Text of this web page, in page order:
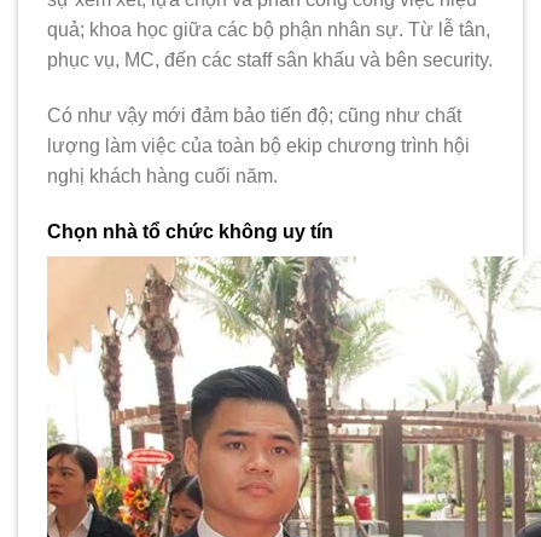
quả; khoa học giữa các bộ phận nhân sự. Từ lễ tân,
phục vụ, MC, đến các staff sân khấu và bên security.
Có như vậy mới đảm bảo tiến độ; cũng như chất
lượng làm việc của toàn bộ ekip chương trình hội
nghị khách hàng cuối năm.
Chọn nhà tổ chức không uy tín